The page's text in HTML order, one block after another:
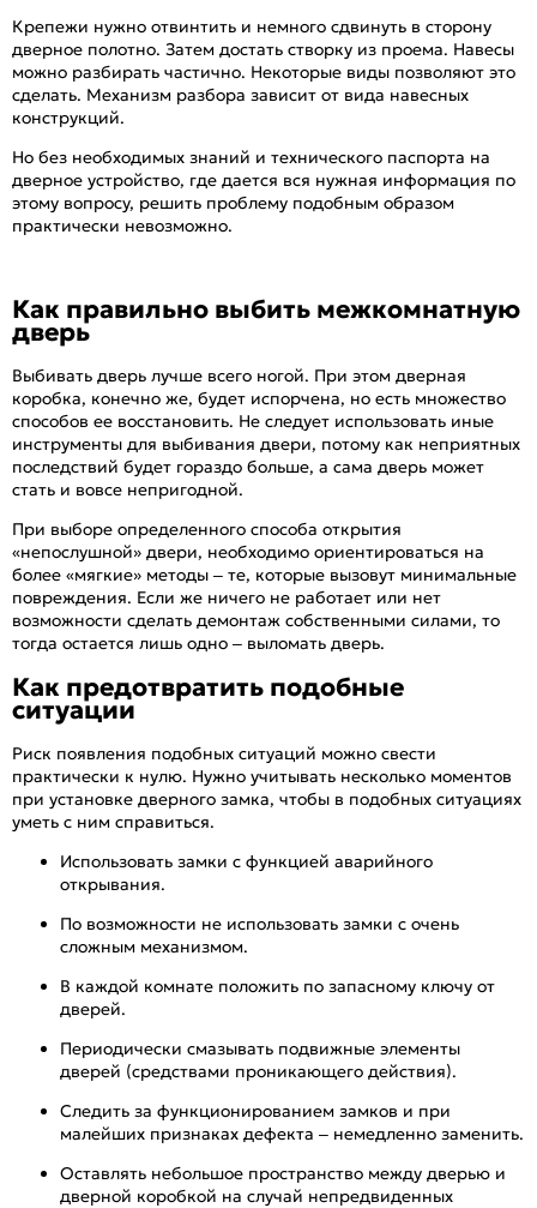
Крепежи нужно отвинтить и немного сдвинуть в сторону
дверное полотно. Затем достать створку из проема. Навесы
можно разбирать частично. Некоторые виды позволяют это
сделать. Механизм разбора зависит от вида навесных
конструкций.
Но без необходимых знаний и технического паспорта на
дверное устройство, где дается вся нужная информация по
этому вопросу, решить проблему подобным образом
практически невозможно.
Как правильно выбить межкомнатную
дверь
Выбивать дверь лучше всего ногой. При этом дверная
коробка, конечно же, будет испорчена, но есть множество
способов ее восстановить. Не следует использовать иные
инструменты для выбивания двери, потому как неприятных
последствий будет гораздо больше, а сама дверь может
стать и вовсе непригодной.
При выборе определенного способа открытия
«непослушной» двери, необходимо ориентироваться на
более «мягкие» методы – те, которые вызовут минимальные
повреждения. Если же ничего не работает или нет
возможности сделать демонтаж собственными силами, то
тогда остается лишь одно – выломать дверь.
Как предотвратить подобные
ситуации
Риск появления подобных ситуаций можно свести
практически к нулю. Нужно учитывать несколько моментов
при установке дверного замка, чтобы в подобных ситуациях
уметь с ним справиться.
Использовать замки с функцией аварийного
открывания.
По возможности не использовать замки с очень
сложным механизмом.
В каждой комнате положить по запасному ключу от
дверей.
Периодически смазывать подвижные элементы
дверей (средствами проникающего действия).
Следить за функционированием замков и при
малейших признаках дефекта – немедленно заменить.
Оставлять небольшое пространство между дверью и
дверной коробкой на случай непредвиденных